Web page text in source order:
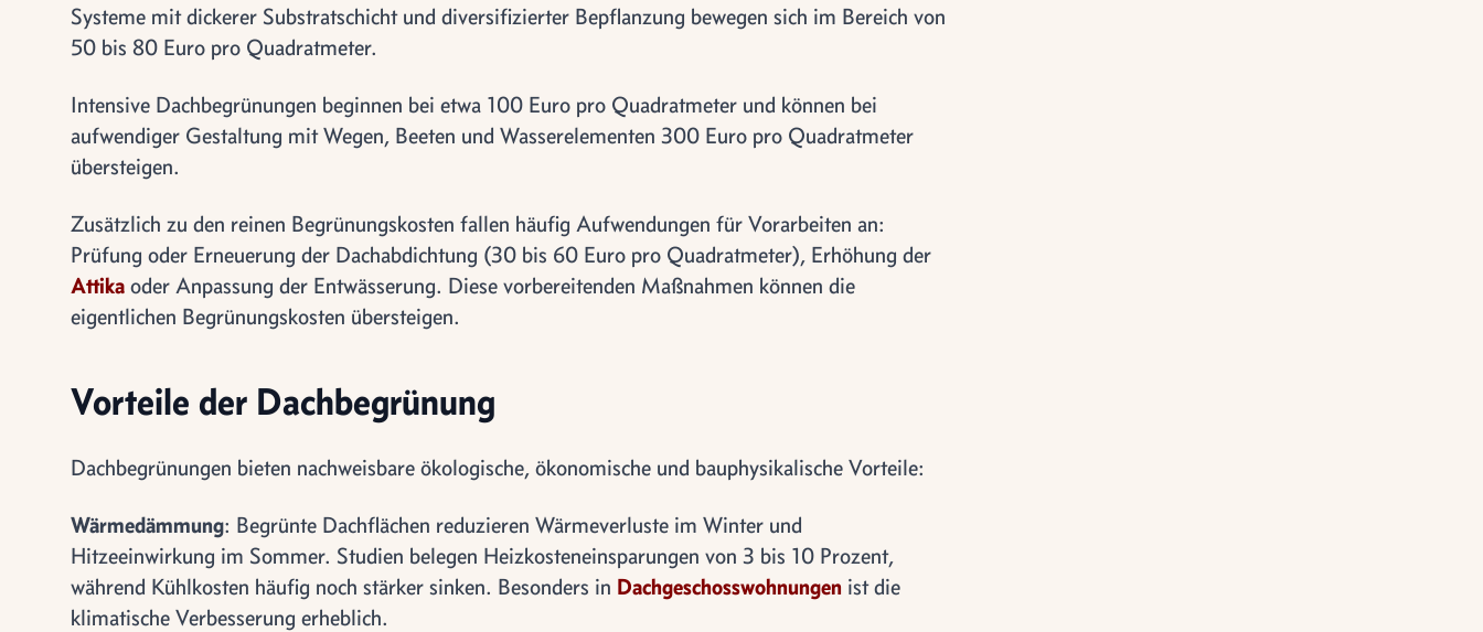
Systeme mit dickerer Substratschicht und diversifizierter Bepflanzung bewegen sich im Bereich von
50 bis 80 Euro pro Quadratmeter.
Intensive Dachbegrünungen beginnen bei etwa 100 Euro pro Quadratmeter und können bei
aufwendiger Gestaltung mit Wegen, Beeten und Wasserelementen 300 Euro pro Quadratmeter
übersteigen.
Zusätzlich zu den reinen Begrünungskosten fallen häufig Aufwendungen für Vorarbeiten an:
Prüfung oder Erneuerung der Dachabdichtung (30 bis 60 Euro pro Quadratmeter), Erhöhung der
Attika oder Anpassung der Entwässerung. Diese vorbereitenden Maßnahmen können die
eigentlichen Begrünungskosten übersteigen.
Vorteile der Dachbegrünung
Dachbegrünungen bieten nachweisbare ökologische, ökonomische und bauphysikalische Vorteile:
Wärmedämmung: Begrünte Dachflächen reduzieren Wärmeverluste im Winter und
Hitzeeinwirkung im Sommer. Studien belegen Heizkosteneinsparungen von 3 bis 10 Prozent,
während Kühlkosten häufig noch stärker sinken. Besonders in Dachgeschosswohnungen ist die
klimatische Verbesserung erheblich.